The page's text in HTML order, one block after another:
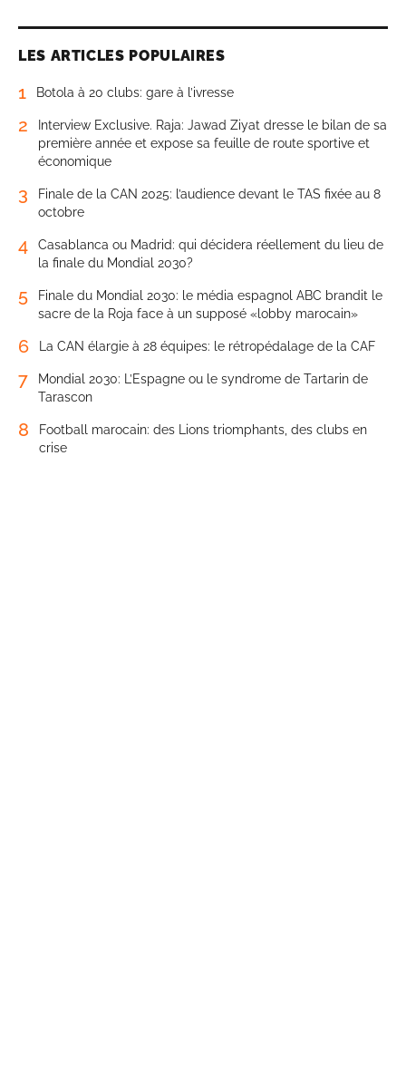
LES ARTICLES POPULAIRES
1 Botola à 20 clubs: gare à l’ivresse
2
Interview Exclusive. Raja: Jawad Ziyat dresse le bilan de sa
première année et expose sa feuille de route sportive et
économique
3
Finale de la CAN 2025: l’audience devant le TAS fixée au 8
octobre
4
Casablanca ou Madrid: qui décidera réellement du lieu de
la finale du Mondial 2030?
5
Finale du Mondial 2030: le média espagnol ABC brandit le
sacre de la Roja face à un supposé «lobby marocain»
6 La CAN élargie à 28 équipes: le rétropédalage de la CAF
7
Mondial 2030: L’Espagne ou le syndrome de Tartarin de
Tarascon
8
Football marocain: des Lions triomphants, des clubs en
crise